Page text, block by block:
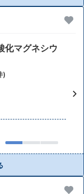
化マグネシウ
)